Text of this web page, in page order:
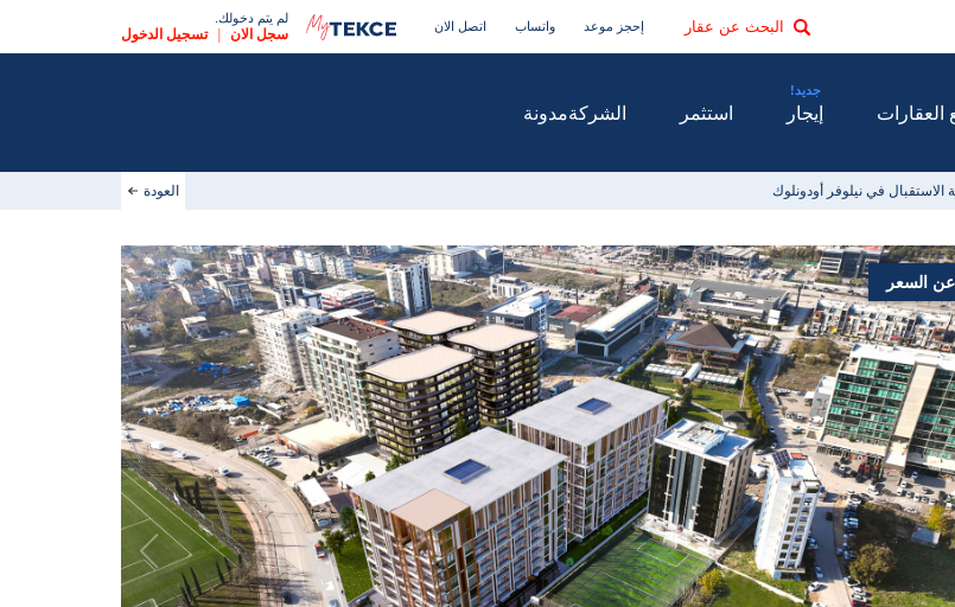
في نيلوفر أودونلوك العودة
السعر
العقارات إيجار استثمر الشركةمدونة
البحث عن عقار اتصل الان واتساب إحجز موعد
لم يتم دخولك.
سجل الان تسجيل الدخول